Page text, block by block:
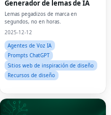
Generador de lemas de IA
Lemas pegadizos de marca en
segundos, no en horas.
2025-12-12
Agentes de Voz IA
Prompts ChatGPT
Sitios web de inspiración de diseño
Recursos de diseño